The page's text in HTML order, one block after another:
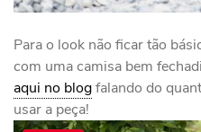
Para o look não ficar tão
com uma camisa bem
aqui no blogfalando do
usar a peça!